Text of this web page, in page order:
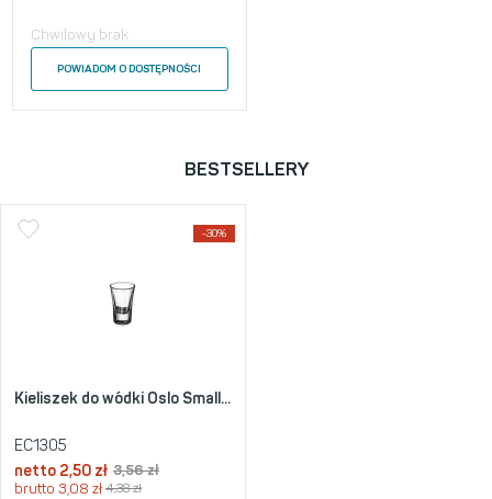
Chwilowy brak
POWIADOM O DOSTĘPNOŚCI
BESTSELLERY
-30%
Kieliszek do wódki Oslo Small...
EC1305
netto 2,50 zł 3,56zł
brutto 3,08 zł 4,38zł